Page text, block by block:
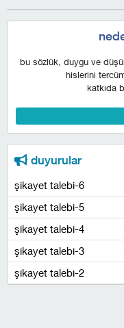
bu sözlük, duygu ve
hislerini
katkıda
duyurular
şikayet talebi-6
şikayet talebi-5
şikayet talebi-4
şikayet talebi-3
şikayet talebi-2